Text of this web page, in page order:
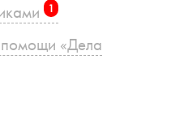
1
помощи «Дела